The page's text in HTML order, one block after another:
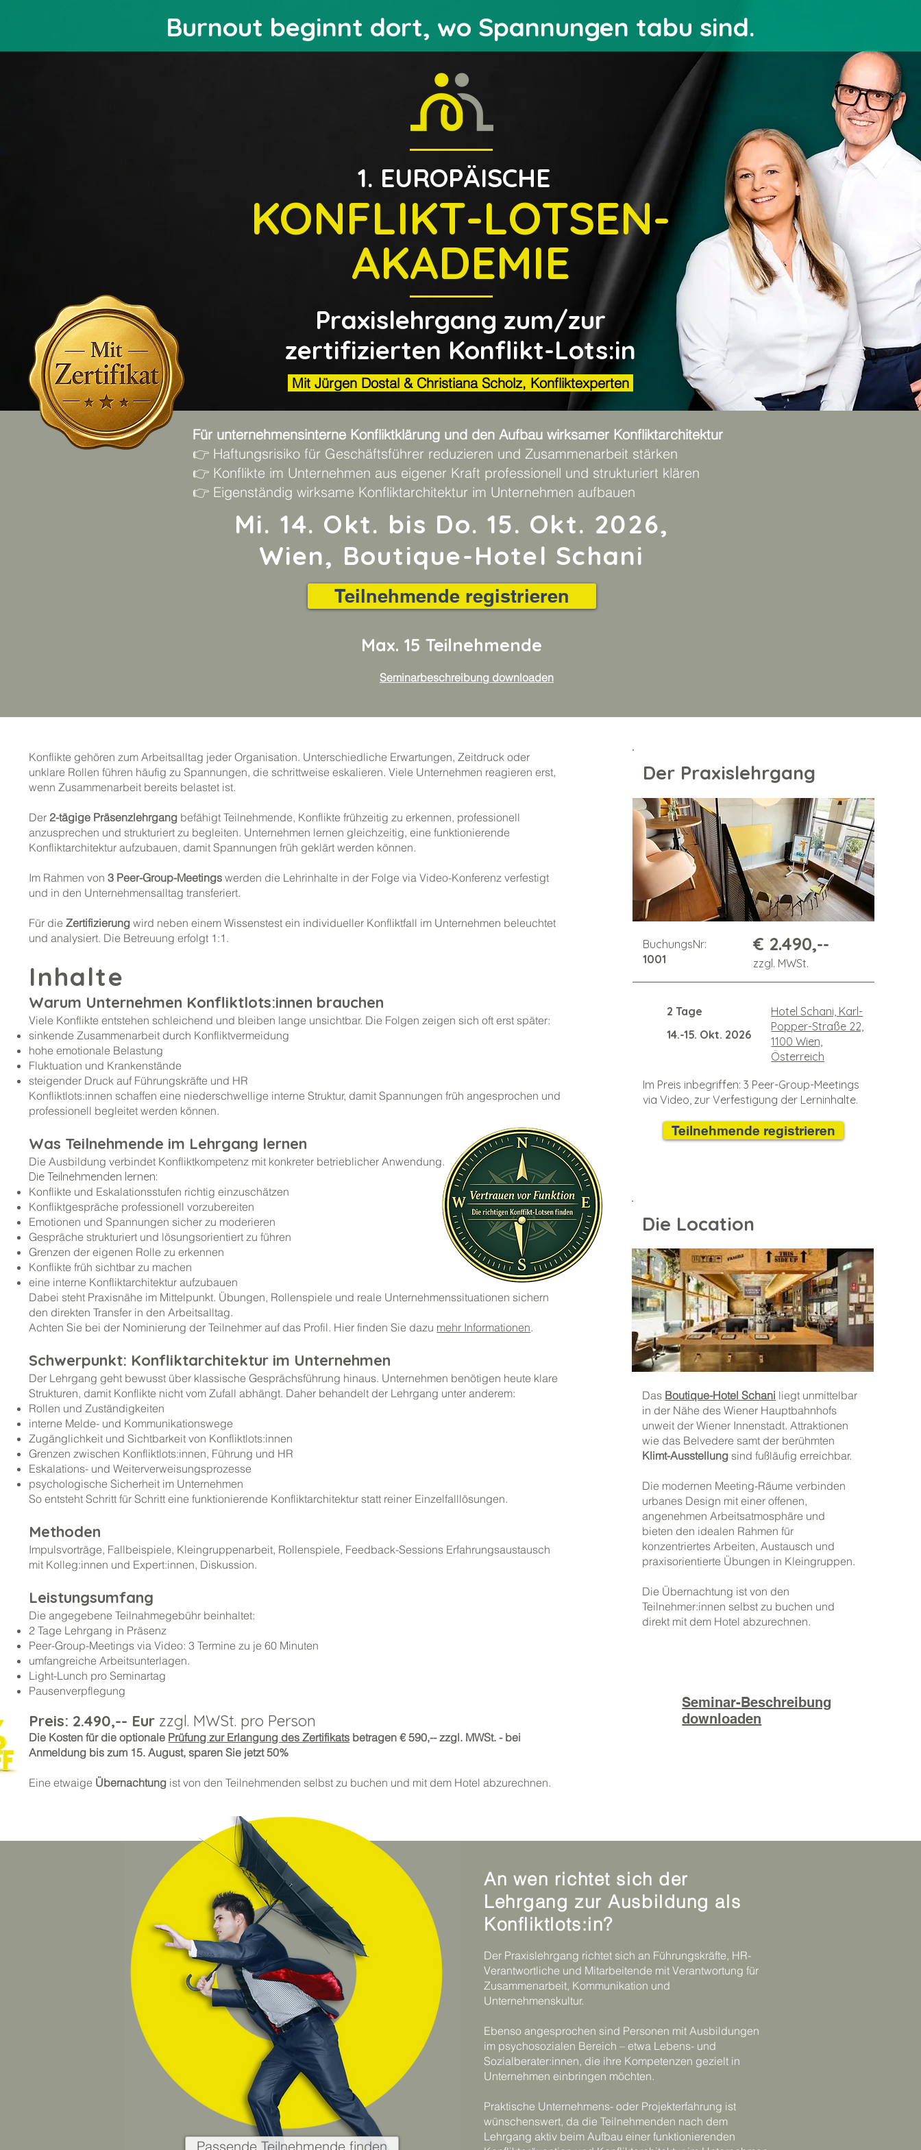
Burnout beginnt dort, wo Spannungen tabu sind.
1. EUROPÄISCHE
KONFLIKT-LOTSEN-
AKADEMIE
Praxislehrgang zum/zur
zertifizierten Konflikt-Lots:in
Mit Jürgen Dostal & Christiana Scholz, Konfliktexperten
Für unternehmensinterne Konfliktklärung und den Aufbau wirksamer Konfliktarchitektur​
👉 Haftungsrisiko für Geschäftsführer reduzieren und Zusammenarbeit stärken
👉 Konflikte im Unternehmen aus eigener Kraft professionell und strukturiert klären
👉 Eigenständig wirksame Konfliktarchitektur im Unternehmen aufbauen
Mi. 14. Okt. bis Do. 15. Okt. 2026,
Wien, Boutique-Hotel Schani
Teilnehmende registrieren
Max. 15 Teilnehmende
Seminarbeschreibung downloaden
Konflikte gehören zum Arbeitsalltag jeder Organisation. Unterschiedliche Erwartungen, Zeitdruck oder
unklare Rollen führen häufig zu Spannungen, die schrittweise eskalieren. Viele Unternehmen reagieren erst,
wenn Zusammenarbeit bereits belastet ist.
Der2-tägige Präsenzlehrgang befähigt Teilnehmende, Konflikte frühzeitig zu erkennen, professionell
anzusprechen und strukturiert zu begleiten. Unternehmen lernen gleichzeitig, eine funktionierende
Konfliktarchitektur aufzubauen, damit Spannungen früh geklärt werden können.
Im Rahmen von3 Peer-Group-Meetings werden die Lehrinhalte in der Folge via Video-Konferenz verfestigt
und in den Unternehmensalltag transferiert.
Für dieZertifizierung wird neben einem Wissenstest ein individueller Konfliktfall im Unternehmen beleuchtet
und analysiert. Die Betreuung erfolgt 1:1.
Inhalte
Warum Unternehmen Konfliktlots:innen brauchen
Viele Konflikte entstehen schleichend und bleiben lange unsichtbar. Die Folgen zeigen sich oft erst später:​
sinkende Zusammenarbeit durch Konfliktvermeidung
hohe emotionale Belastung
Fluktuation und Krankenstände
steigender Druck auf Führungskräfte und HR
Konfliktlots:innen schaffen eine niederschwellige interne Struktur, damit Spannungen früh angesprochen und
professionell begleitet werden können.
Was Teilnehmende im Lehrgang lernen
Die Ausbildung verbindet Konfliktkompetenz mit konkreter betrieblicher Anwendung.
Die Teilnehmenden lernen:
Konflikte und Eskalationsstufen richtig einzuschätzen
Konfliktgespräche professionell vorzubereiten
Emotionen und Spannungen sicher zu moderieren
Gespräche strukturiert und lösungsorientiert zu führen
Grenzen der eigenen Rolle zu erkennen
Konflikte früh sichtbar zu machen
eine interne Konfliktarchitektur aufzubauen
Dabei steht Praxisnähe im Mittelpunkt. Übungen, Rollenspiele und reale Unternehmenssituationen sichern
den direkten Transfer in den Arbeitsalltag.
Achten Sie bei der Nominierung der Teilnehmer auf das Profil. Hier finden Sie dazu mehr Informationen.
Schwerpunkt: Konfliktarchitektur im Unternehmen
Der Lehrgang geht bewusst über klassische Gesprächsführung hinaus. Unternehmen benötigen heute klare
Strukturen, damit Konflikte nicht vom Zufall abhängt. Daher behandelt der Lehrgang unter anderem:
Rollen und Zuständigkeiten
interne Melde- und Kommunikationswege
Zugänglichkeit und Sichtbarkeit von Konfliktlots:innen
Grenzen zwischen Konfliktlots:innen, Führung und HR
Eskalations- und Weiterverweisungsprozesse
psychologische Sicherheit im Unternehmen
So entsteht Schritt für Schritt eine funktionierende Konfliktarchitektur statt reiner Einzelfalllösungen.
Methoden
Impulsvorträge, Fallbeispiele, Kleingruppenarbeit, Rollenspiele, Feedback-Sessions Erfahrungsaustausch
mit Kolleg:innen und Expert:innen, Diskussion.
Leistungsumfang
Die angegebene Teilnahmegebühr beinhaltet:
2 Tage Lehrgang in Präsenz
Peer-Group-Meetings via Video: 3 Termine zu je 60 Minuten
umfangreiche Arbeitsunterlagen.
Light-Lunch pro Seminartag
Pausenverpflegung
Preis: 2.490,-- Eur zzgl. MWSt. pro Person
Die Kosten für die optionale Prüfung zur Erlangung des Zertifikats betragen€ 590,-- zzgl. MWSt. - bei
Anmeldung bis zum 15. August, sparen Sie jetzt 50%
Eine etwaige Übernachtung ist von den Teilnehmenden selbst zu buchen und mit dem Hotel abzurechnen.
Der Praxislehrgang
BuchungsNr:
1001
€ 2.490,--
zzgl. MWSt.
2 Tage
14.-15. Okt. 2026
Hotel Schani, Karl-
Popper-Straße 22,
1100 Wien,
Österreich
Im Preis inbegriffen: 3 Peer-Group-Meetings
via Video, zur Verfestigung der Lerninhalte.
Teilnehmende registrieren
Die Location
Das Boutique-Hotel Schani liegt unmittelbar
in der Nähe des Wiener Hauptbahnhofs
unweit der Wiener Innenstadt. Attraktionen
wie das Belvedere samt der berühmten
Klimt-Ausstellung sind fußläufig erreichbar.
Die modernen Meeting-Räume verbinden
urbanes Design mit einer offenen,
angenehmen Arbeitsatmosphäre und
bieten den idealen Rahmen für
konzentriertes Arbeiten, Austausch und
praxisorientierte Übungen in Kleingruppen.
Die Übernachtung ist von den
Teilnehmer:innen selbst zu buchen und
direkt mit dem Hotel abzurechnen.
Seminar-Beschreibung
downloaden
Passende Teilnehmende finden
An wen richtet sich der
Lehrgang zur Ausbildung als
Konfliktlots:in?
Der Praxislehrgang richtet sich an Führungskräfte, HR-
Verantwortliche und Mitarbeitende mit Verantwortung für
Zusammenarbeit, Kommunikation und
Unternehmenskultur.
Ebenso angesprochen sind Personen mit Ausbildungen
im psychosozialen Bereich – etwa Lebens- und
Sozialberater:innen, die ihre Kompetenzen gezielt in
Unternehmen einbringen möchten.
Praktische Unternehmens- oder Projekterfahrung ist
wünschenswert, da die Teilnehmenden nach dem
Lehrgang aktiv beim Aufbau einer funktionierenden